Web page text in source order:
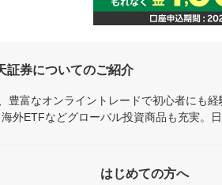
証券についてのご紹介
豊富なオンライントレードで初心者にも
外ETFなどグローバル投資商品も充実。
はじめての方へ